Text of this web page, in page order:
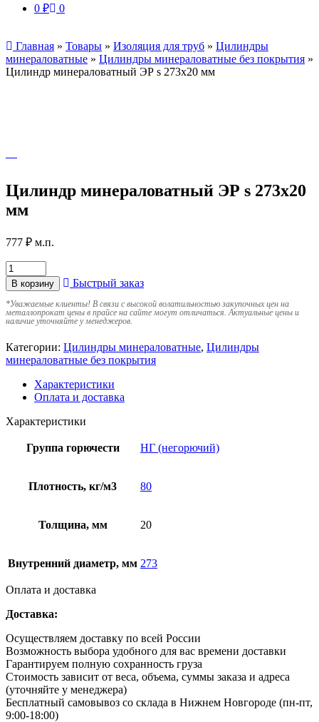
0 ₽ 0
Главная » Товары » Изоляция для труб » Цилиндры
минераловатные » Цилиндры минераловатные без покрытия »
Цилиндр минераловатный ЭР s 273х20 мм
Цилиндр минераловатный ЭР s 273х20
мм
777 ₽ м.п.
В корзину Быстрый заказ
*Уважаемые клиенты! В связи с высокой волатильностью закупочных цен на
металлопрокат цены в прайсе на сайте могут отличаться. Актуальные цены и
наличие уточняйте у менеджеров.
Категории: Цилиндры минераловатные, Цилиндры
минераловатные без покрытия
Характеристики
Оплата и доставка
Характеристики
Группа горючести НГ (негорючий)
Плотность, кг/м3 80
Толщина, мм 20
Внутренний диаметр, мм 273
Оплата и доставка
Доставка:
Осуществляем доставку по всей России
Возможность выбора удобного для вас времени доставки
Гарантируем полную сохранность груза
Стоимость зависит от веса, объема, суммы заказа и адреса
(уточняйте у менеджера)
Бесплатный самовывоз со склада в Нижнем Новгороде (пн-пт,
9:00-18:00)